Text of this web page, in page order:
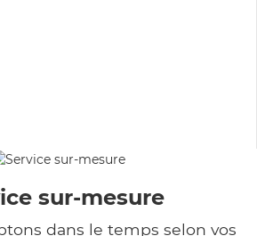
sur-mesure
dans le temps selon vos